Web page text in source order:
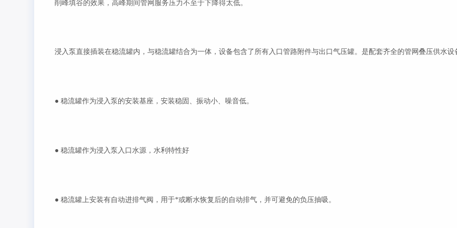
削峰填谷的效果，高峰期间管网服务压力不至于下降得太低。
浸入泵直接插装在稳流罐内，与稳流罐结合为一体，设备包含了所有入口管路附件与出口气压罐。是配套齐全的管网叠压供水设
● 稳流罐作为浸入泵的安装基座，安装稳固、振动小、噪音低。
● 稳流罐作为浸入泵入口水源，水利特性好
● 稳流罐上安装有自动进排气阀，用于*或断水恢复后的自动排气，并可避免的负压抽吸。